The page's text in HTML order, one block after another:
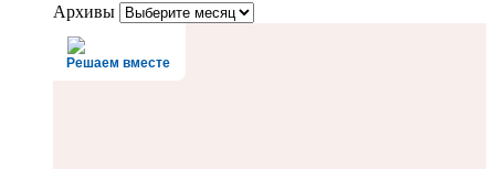
Архивы
Решаем вместе